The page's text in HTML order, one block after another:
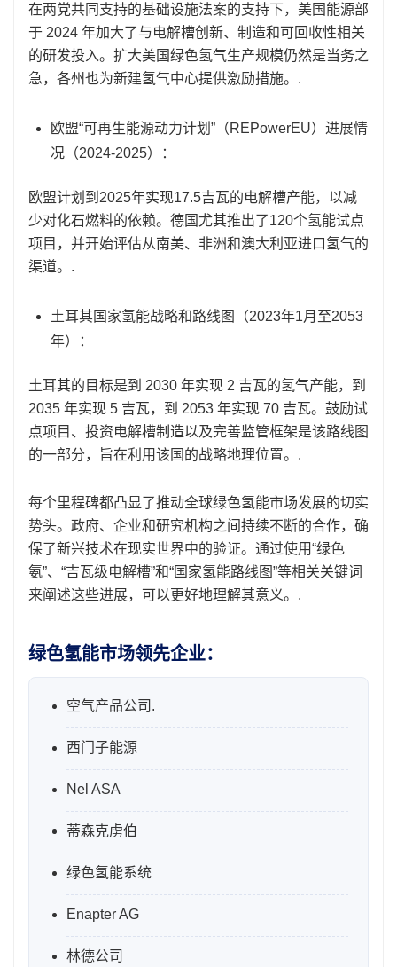
在两党共同支持的基础设施法案的支持下，美国能源部
于 2024 年加大了与电解槽创新、制造和可回收性相关
的研发投入。扩大美国绿色氢气生产规模仍然是当务之
急，各州也为新建氢气中心提供激励措施。.
欧盟“可再生能源动力计划”（REPowerEU）进展情
况（2024-2025）：
欧盟计划到2025年实现17.5吉瓦的电解槽产能，以减
少对化石燃料的依赖。德国尤其推出了120个氢能试点
项目，并开始评估从南美、非洲和澳大利亚进口氢气的
渠道。.
土耳其国家氢能战略和路线图（2023年1月至2053
年）：
土耳其的目标是到 2030 年实现 2 吉瓦的氢气产能，到
2035 年实现 5 吉瓦，到 2053 年实现 70 吉瓦。鼓励试
点项目、投资电解槽制造以及完善监管框架是该路线图
的一部分，旨在利用该国的战略地理位置。.
每个里程碑都凸显了推动全球绿色氢能市场发展的切实
势头。政府、企业和研究机构之间持续不断的合作，确
保了新兴技术在现实世界中的验证。通过使用“绿色
氨”、“吉瓦级电解槽”和“国家氢能路线图”等相关关键词
来阐述这些进展，可以更好地理解其意义。.
绿色氢能市场领先企业：
空气产品公司.
西门子能源
Nel ASA
蒂森克虏伯
绿色氢能系统
Enapter AG
林德公司